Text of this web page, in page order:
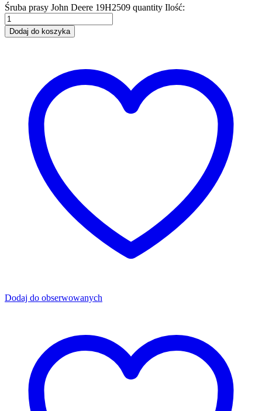
Śruba prasy John Deere 19H2509 quantity Ilość:
Dodaj do koszyka
Dodaj do obserwowanych